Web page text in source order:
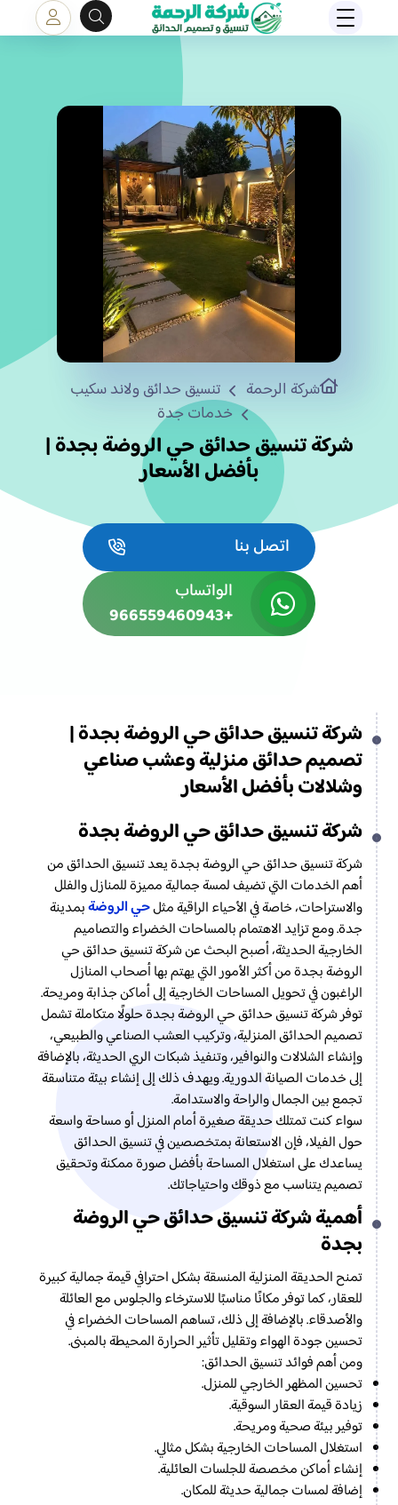
شركة الرحمة
تنسيق حدائق ولاند سكيب
خدمات جدة
شركة تنسيق حدائق حي الروضة بجدة |
بأفضل الأسعار
اتصل بنا
الواتساب
+966559460943
شركة تنسيق حدائق حي الروضة بجدة |
تصميم حدائق منزلية وعشب صناعي
وشلالات بأفضل الأسعار
شركة تنسيق حدائق حي الروضة بجدة
شركة تنسيق حدائق حي الروضة بجدة يعد تنسيق الحدائق من
أهم الخدمات التي تضيف لمسة جمالية مميزة للمنازل والفلل
والاستراحات، خاصة في الأحياء الراقية مثلحي الروضةبمدينة
جدة. ومع تزايد الاهتمام بالمساحات الخضراء والتصاميم
الخارجية الحديثة، أصبح البحث عن شركة تنسيق حدائق حي
الروضة بجدة من أكثر الأمور التي يهتم بها أصحاب المنازل
الراغبون في تحويل المساحات الخارجية إلى أماكن جذابة ومريحة.
توفر شركة تنسيق حدائق حي الروضة بجدة حلولًا متكاملة تشمل
تصميم الحدائق المنزلية، وتركيب العشب الصناعي والطبيعي،
وإنشاء الشلالات والنوافير، وتنفيذ شبكات الري الحديثة، بالإضافة
إلى خدمات الصيانة الدورية. ويهدف ذلك إلى إنشاء بيئة متناسقة
تجمع بين الجمال والراحة والاستدامة.
سواء كنت تمتلك حديقة صغيرة أمام المنزل أو مساحة واسعة
حول الفيلا، فإن الاستعانة بمتخصصين في تنسيق الحدائق
يساعدك على استغلال المساحة بأفضل صورة ممكنة وتحقيق
تصميم يتناسب مع ذوقك واحتياجاتك.
أهمية شركة تنسيق حدائق حي الروضة
بجدة
تمنح الحديقة المنزلية المنسقة بشكل احترافي قيمة جمالية كبيرة
للعقار، كما توفر مكانًا مناسبًا للاسترخاء والجلوس مع العائلة
والأصدقاء. بالإضافة إلى ذلك، تساهم المساحات الخضراء في
تحسين جودة الهواء وتقليل تأثير الحرارة المحيطة بالمبنى.
ومن أهم فوائد تنسيق الحدائق:
تحسين المظهر الخارجي للمنزل.
زيادة قيمة العقار السوقية.
توفير بيئة صحية ومريحة.
استغلال المساحات الخارجية بشكل مثالي.
إنشاء أماكن مخصصة للجلسات العائلية.
إضافة لمسات جمالية حديثة للمكان.